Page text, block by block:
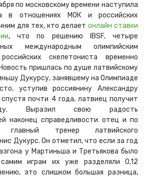
по московскому времени наступила
в отношениях МОК и российских
для тех, кто делает онлайн ставки
, что по решению IBSF, четыре
международным олимпийским
скелетониста временно
пришлась по душе латвийскому
Дукурсу, занявшему на Олимпиаде
уступив россиянину Александру
спустя почти 4 года, латвиец получит
Выразил свою радость
наконец справедливости отец и по
главный тренер латвийского
Дукурс. Он отметил, что если за год
у Мартиньша и Третьякова было
играм их уже разделяли 0,12
это слишком большая разница,